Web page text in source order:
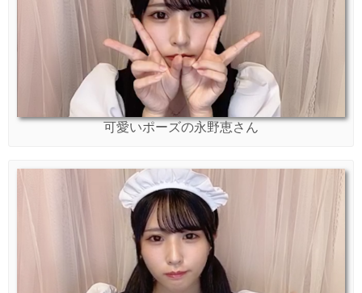
可愛いポーズの永野恵さん